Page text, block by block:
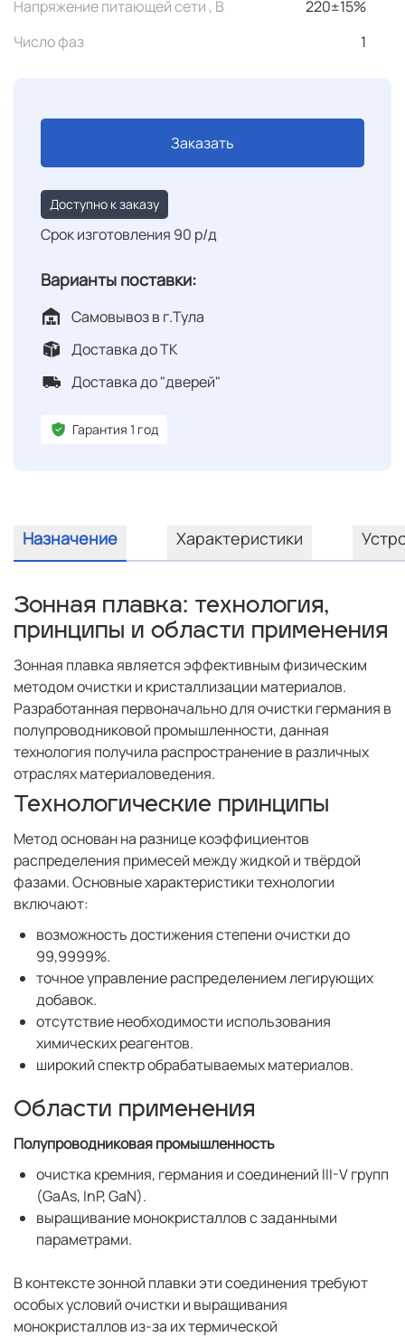
Напряжение питающей сети , В
220±15%
Число фаз
1
Заказать
Доступно к заказу
Срок изготовления 90 р/д
Варианты поставки:
Самовывоз в г.Тула
Доставка до ТК
Доставка до "дверей"
Гарантия 1 год
Назначение Характеристики
Зонная плавка: технология,
принципы и области применения
Зонная плавка является эффективным физическим
методом очистки и кристаллизации материалов.
Разработанная первоначально для очистки германия в
полупроводниковой промышленности, данная
технология получила распространение в различных
отраслях материаловедения.
Технологические принципы
Метод основан на разнице коэффициентов
распределения примесей между жидкой и твёрдой
фазами. Основные характеристики технологии
включают:
возможность достижения степени очистки до
99,9999%.
точное управление распределением легирующих
добавок.
отсутствие необходимости использования
химических реагентов.
широкий спектр обрабатываемых материалов.
Области применения
Полупроводниковая промышленность
очистка кремния, германия и соединений III-V групп
(GaAs, InP, GaN).
выращивание монокристаллов с заданными
параметрами.
В контексте зонной плавки эти соединения требуют
особых условий очистки и выращивания
монокристаллов из-за их термической